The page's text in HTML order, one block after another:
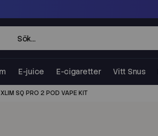
E-juice E-cigaretter Vitt Snus
SQ PRO 2 POD VAPE KIT